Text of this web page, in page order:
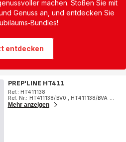
machen. Stoßen Sie mit
Genuss an, und entdecken Sie
entdecken
PREP'LINE HT411
Ref.: HT411138
Ref. Nr.: HT411138/BV0
,HT411138/BVA
Mehr anzeigen